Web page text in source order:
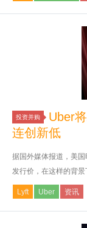
投资并购
Uber
连创新低
据国外媒体报道，美
发行价，在这样的背
Lyft Uber 资讯